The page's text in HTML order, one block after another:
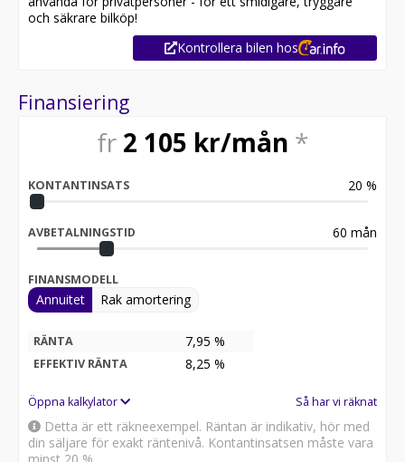
och säkrare bilköp!
Kontrollera bilen hos
Finansiering
fr 2 105 kr/mån *
KONTANTINSATS 20 %
AVBETALNINGSTID 60 mån
FINANSMODELL
Annuitet Rak amortering
RÄNTA 7,95 %
EFFEKTIV RÄNTA 8,25 %
Öppna kalkylator Så har vi räknat
Detta är ett räkneexempel. Räntan är indikativ, hör med
din säljare för exakt räntenivå. Kontantinsatsen måste vara
minst 20 %.